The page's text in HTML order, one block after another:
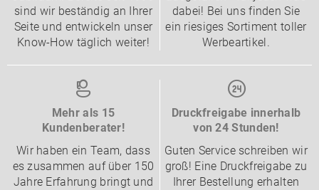
sind wir beständig an Ihrer
Seite und entwickeln unser
Know-How täglich weiter!
dabei! Bei uns finden Sie
ein riesiges Sortiment toller
Werbeartikel.
Mehr als 15
Kundenberater!
Wir haben ein Team, dass
es zusammen auf über 150
Jahre Erfahrung bringt und
Druckfreigabe innerhalb
von 24 Stunden!
Guten Service schreiben wir
groß! Eine Druckfreigabe zu
Ihrer Bestellung erhalten